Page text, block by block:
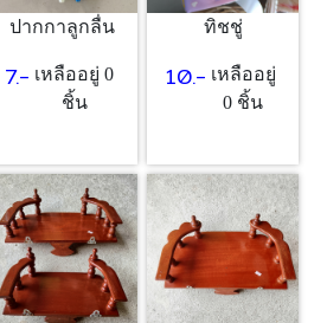
ปากกาลูกลื่น
7.- เหลืออยู่ 0
ชิ้น
ทิชชู่
10.- เหลืออยู่
0 ชิ้น